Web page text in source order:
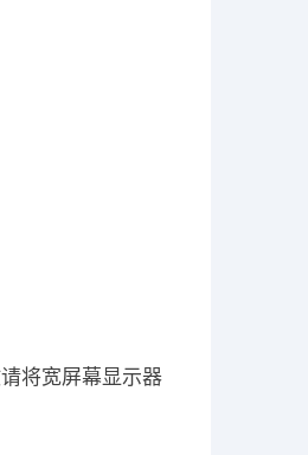
将宽屏幕显示器